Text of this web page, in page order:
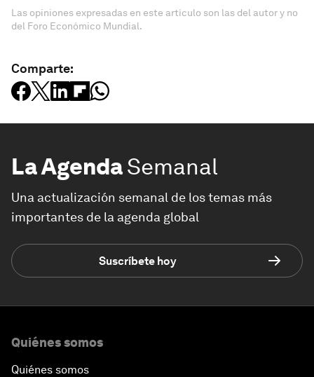
Las opiniones expresadas en este artículo son las del autor y no
del Foro Económico Mundial.
Comparte:
La AgendaSemanal
Una actualización semanal de los temas más
importantes de la agenda global
Suscríbete hoy
Quiénes somos
Quiénes somos